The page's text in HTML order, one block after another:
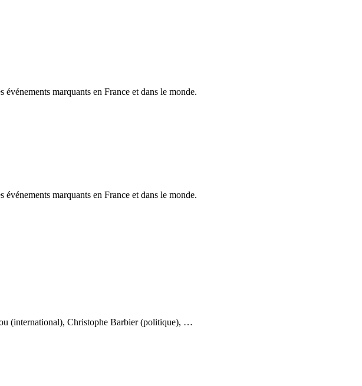
marquants en France et dans le monde.
marquants en France et dans le monde.
(international), Christophe Barbier (politique), …